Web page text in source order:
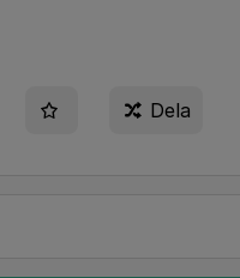
Dela